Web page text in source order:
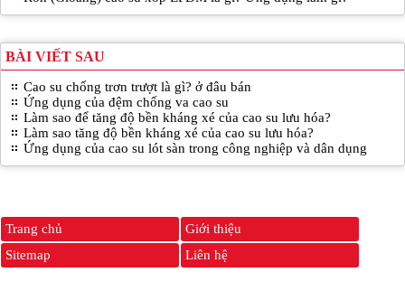
BÀI VIẾT SAU
Cao su chống trơn trượt là gì? ở đâu bán
Ứng dụng của đệm chống va cao su
Làm sao để tăng độ bền kháng xé của cao su lưu hóa?
Làm sao tăng độ bền kháng xé của cao su lưu hóa?
Ứng dụng của cao su lót sàn trong công nghiệp và dân dụng
Trang chủ
Giới thiệu
Sitemap
Liên hệ